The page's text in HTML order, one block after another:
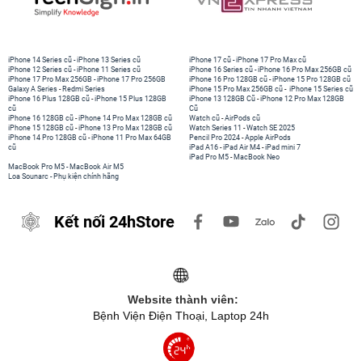
iPhone 14 Series cũ -iPhone 13 Series cũ
iPhone 12 Series cũ -iPhone 11 Series cũ
iPhone 17 Pro Max 256GB -iPhone 17 Pro 256GB
Galaxy A Series - Redmi Series
iPhone 17 cũ -iPhone 17 Pro Max cũ
iPhone 16 Series cũ - iPhone 16 Pro Max 256GB cũ
iPhone 16 Pro 128GB cũ -iPhone 15 Pro 128GB cũ
iPhone 15 Pro Max 256GB cũ - iPhone 15 Series cũ
iPhone 16 Plus 128GB cũ -iPhone 15 Plus 128GB
cũ
iPhone 16 128GB cũ -iPhone 14 Pro Max 128GB cũ
iPhone 15 128GB cũ -iPhone 13 Pro Max 128GB cũ
iPhone 14 Pro 128GB cũ -iPhone 11 Pro Max 64GB
cũ
iPhone 13 128GB Cũ -iPhone 12 Pro Max 128GB
Cũ
Watch cũ -AirPods cũ
Watch Series 11 -Watch SE 2025
Pencil Pro 2024 -Apple AirPods
iPad A16 -iPad Air M4 -iPad mini 7
iPad Pro M5 - MacBook Neo
MacBook Pro M5 - MacBook Air M5
Loa Sounarc - Phụ kiện chính hãng
Kết nối 24hStore
Website thành viên:
Bệnh Viện Điện Thoại, Laptop 24h